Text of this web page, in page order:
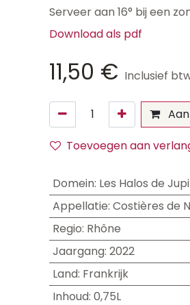
Serveer aan 16° bij een
Download als pdf
11,50 € Inclusief
Toevoegen aan
Domein: Les Halos de
Appellatie: Costières de
Regio: Rhône
Jaargang: 2022
Land: Frankrijk
Inhoud: 0,75L